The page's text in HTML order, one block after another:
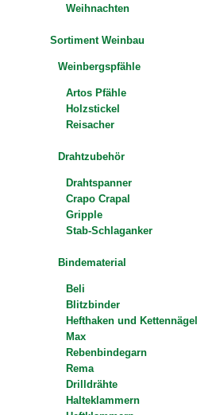
Weihnachten
Sortiment Weinbau
Weinbergspfähle
Artos Pfähle
Holzstickel
Reisacher
Drahtzubehör
Drahtspanner
Crapo Crapal
Gripple
Stab-Schlaganker
Bindematerial
Beli
Blitzbinder
Hefthaken und Kettennägel
Max
Rebenbindegarn
Rema
Drilldrähte
Halteklammern